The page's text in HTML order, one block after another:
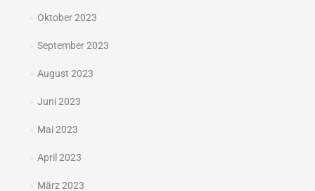
Oktober 2023
September 2023
August 2023
Juni 2023
Mai 2023
April 2023
März 2023